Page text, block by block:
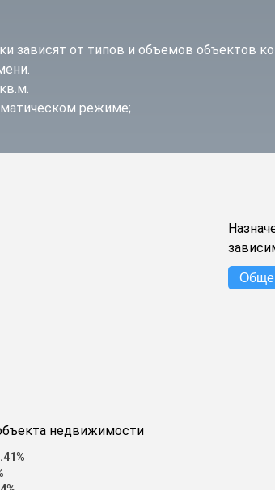
зависят от типов и объемов объектов
режиме;
недвижимости